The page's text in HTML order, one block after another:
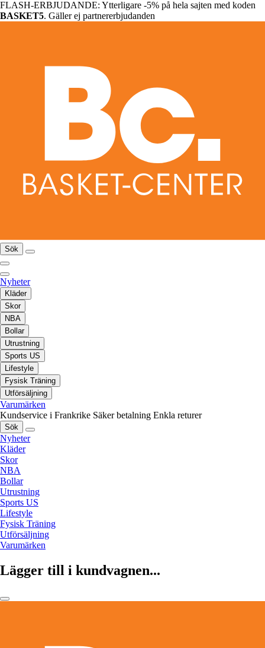
FLASH-ERBJUDANDE: Ytterligare -5% på hela sajten med koden
BASKET5. Gäller ej partnererbjudanden
Sök
Nyheter
Kläder
Skor
NBA
Bollar
Utrustning
Sports US
Lifestyle
Fysisk Träning
Utförsäljning
Varumärken
Kundservice i Frankrike Säker betalning Enkla returer
Sök
Nyheter
Kläder
Skor
NBA
Bollar
Utrustning
Sports US
Lifestyle
Fysisk Träning
Utförsäljning
Varumärken
Lägger till i kundvagnen...